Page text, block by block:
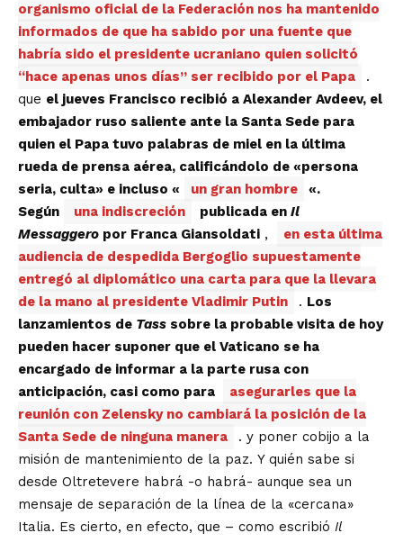
organismo oficial de la Federación nos ha mantenido
informados de que ha sabido por una fuente que
habría sido el presidente ucraniano quien solicitó
“hace apenas unos días” ser recibido por el Papa
.
que el jueves Francisco recibió a Alexander Avdeev, el
embajador ruso saliente ante la Santa Sede para
quien el Papa tuvo palabras de miel en la última
rueda de prensa aérea, calificándolo de «persona
seria, culta» e incluso «
un gran hombre
«.
Según
una indiscreción publicada en Il
Messaggero por Franca Giansoldati ,
en esta última
audiencia de despedida Bergoglio supuestamente
entregó al diplomático una carta para que la llevara
de la mano al presidente Vladimir Putin
. Los
lanzamientos de Tass sobre la probable visita de hoy
pueden hacer suponer que el Vaticano se ha
encargado de informar a la parte rusa con
anticipación, casi como para
asegurarles que la
reunión con Zelensky no cambiará la posición de la
Santa Sede de ninguna manera
. y poner cobijo a la
misión de mantenimiento de la paz. Y quién sabe si
desde Oltretevere habrá -o habrá- aunque sea un
mensaje de separación de la línea de la «cercana»
Italia. Es cierto, en efecto, que – como escribió Il